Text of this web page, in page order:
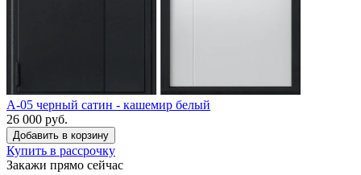
A-05 черный сатин - кашемир белый
26 000 руб.
Купить в рассрочку
Закажи прямо сейчас